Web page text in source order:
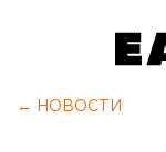
← НОВОСТИ